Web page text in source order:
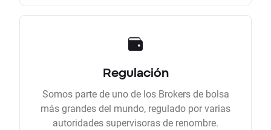
Regulación
Somos parte de uno de los Brokers de bolsa
más grandes del mundo, regulado por varias
autoridades supervisoras de renombre.